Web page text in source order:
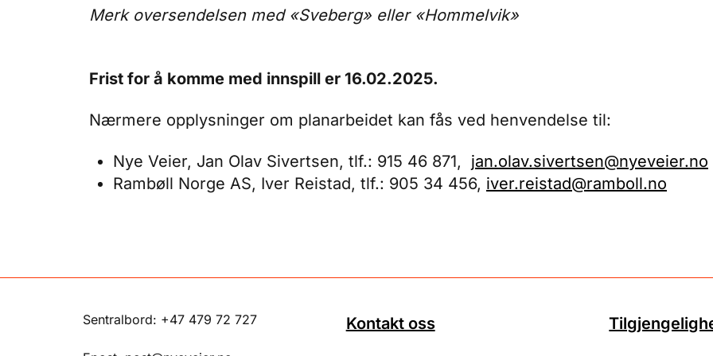
Merk oversendelsen med «Sveberg» eller «Hommelvik»
Frist for å komme med innspill er 16.02.2025.
Nærmere opplysninger om planarbeidet kan fås ved henvendelse til:
Nye Veier, Jan Olav Sivertsen, tlf.: 915 46 871, jan.olav.sivertsen@nyeveier.no
Rambøll Norge AS, Iver Reistad, tlf.: 905 34 456, iver.reistad@ramboll.no
Sentralbord: +47 479 72 727 Kontakt oss